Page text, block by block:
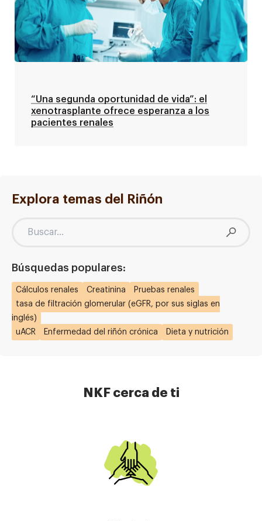
“Una segunda oportunidad de vida”: el
xenotrasplante ofrece esperanza a los
pacientes renales
Explora temas del Riñón
Búsquedas populares:
Cálculos renales Creatinina
Pruebas renales
tasa de filtración glomerular (eGFR, por sus siglas en
inglés)
uACR
Enfermedad del riñón crónica Dieta y nutrición
NKF cerca de ti
Imagen